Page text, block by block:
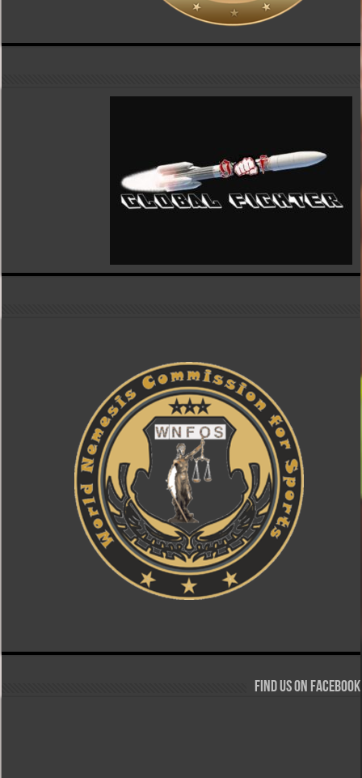
Find us on Facebook